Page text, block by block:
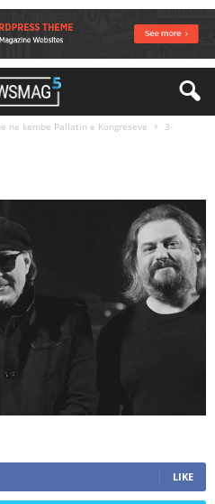
ne kembe Pallatin e Kongreseve
3-
LIKE